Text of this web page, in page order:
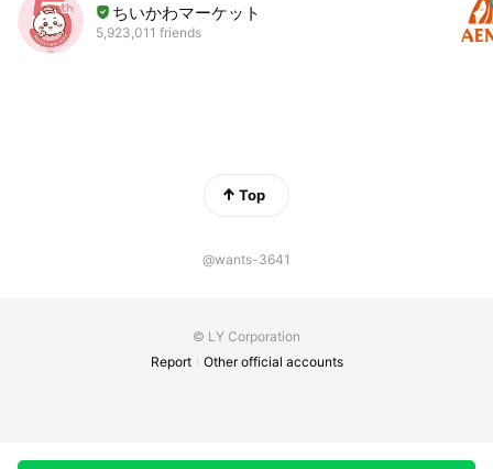
ちいかわマーケット
5,923,011 friends
Top
@wants-3641
© LY Corporation
Report
Other official accounts